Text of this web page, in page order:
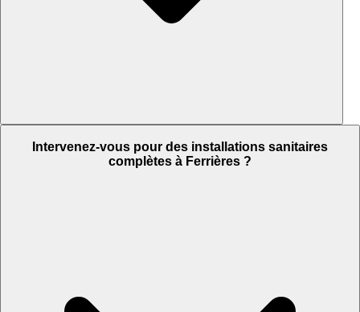
Intervenez-vous pour des installations sanitaires
complètes à Ferrières ?